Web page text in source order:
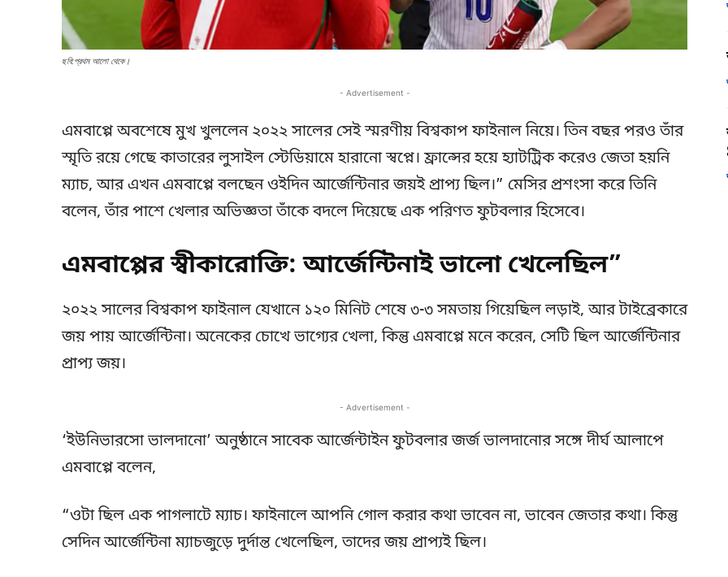
ছবি:প্রথম আলো থেকে।
- Advertisement -
এমবাপ্পে অবশেষে মুখ খুললেন ২০২২ সালের সেই স্মরণীয় বিশ্বকাপ ফাইনাল নিয়ে। তিন বছর পরও তাঁর
স্মৃতি রয়ে গেছে কাতারের লুসাইল স্টেডিয়ামে হারানো স্বপ্নে। ফ্রান্সের হয়ে হ্যাটট্রিক করেও জেতা হয়নি
ম্যাচ, আর এখন এমবাপ্পে বলছেন ওইদিন আর্জেন্টিনার জয়ই প্রাপ্য ছিল।” মেসির প্রশংসা করে তিনি
বলেন, তাঁর পাশে খেলার অভিজ্ঞতা তাঁকে বদলে দিয়েছে এক পরিণত ফুটবলার হিসেবে।
এমবাপ্পের স্বীকারোক্তি: আর্জেন্টিনাই ভালো খেলেছিল”
২০২২ সালের বিশ্বকাপ ফাইনাল যেখানে ১২০ মিনিট শেষে ৩-৩ সমতায় গিয়েছিল লড়াই, আর টাইব্রেকারে
জয় পায় আর্জেন্টিনা। অনেকের চোখে ভাগ্যের খেলা, কিন্তু এমবাপ্পে মনে করেন, সেটি ছিল আর্জেন্টিনার
প্রাপ্য জয়।
- Advertisement -
‘ইউনিভারসো ভালদানো’ অনুষ্ঠানে সাবেক আর্জেন্টাইন ফুটবলার জর্জ ভালদানোর সঙ্গে দীর্ঘ আলাপে
এমবাপ্পে বলেন,
“ওটা ছিল এক পাগলাটে ম্যাচ। ফাইনালে আপনি গোল করার কথা ভাবেন না, ভাবেন জেতার কথা। কিন্তু
সেদিন আর্জেন্টিনা ম্যাচজুড়ে দুর্দান্ত খেলেছিল, তাদের জয় প্রাপ্যই ছিল।